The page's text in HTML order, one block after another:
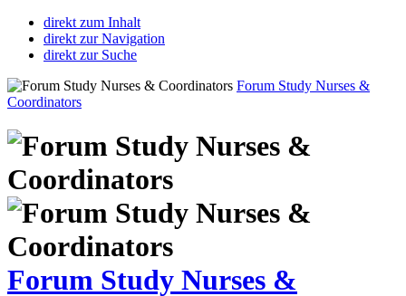
direkt zum Inhalt
direkt zur Navigation
direkt zur Suche
Forum Study Nurses &
Coordinators
Forum Study Nurses &